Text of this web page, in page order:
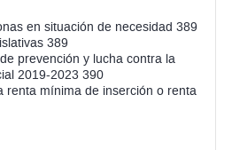
en situación de necesidad 389
389
prevención y lucha contra la
2019-2023 390
renta mínima de inserción o renta